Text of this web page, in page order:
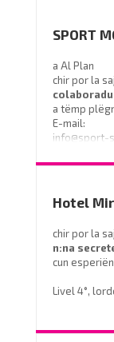
SPORT
a Al Plan
chir por la
a tëmp
E-mail:
info@sport-
- Tel. 0474
Hotel
chir por la
n:na
cun
Livel 4°,